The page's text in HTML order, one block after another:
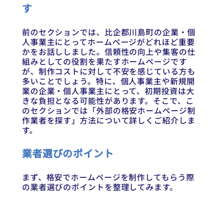
す
前のセクションでは、比企郡川島町の企業・個
人事業主にとってホームページがどれほど重要
かをお話ししました。信頼性の向上や集客の仕
組みとしての役割を果たすホームページです
が、制作コストに対して不安を感じている方も
多いことでしょう。特に、個人事業主や新規開
業の企業・個人事業主にとって、初期投資は大
きな負担となる可能性があります。そこで、こ
のセクションでは「外部の格安ホームページ制
作業者を探す」方法について詳しくご紹介しま
す。
業者選びのポイント
まず、格安でホームページを制作してもらう際
の業者選びのポイントを整理してみます。